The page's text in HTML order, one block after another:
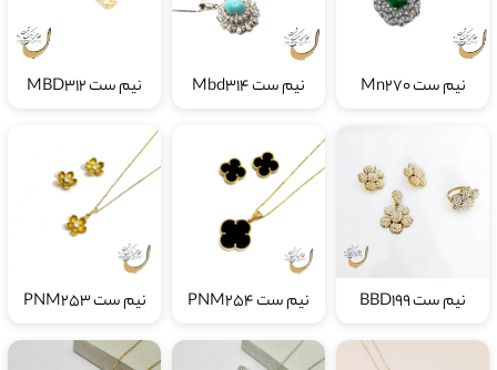
نیم ست Mn270 نیم ست Mbd314 نیم ست MBD312
نیم ست BBD199 نیم ست PNM254 نیم ست PNM253